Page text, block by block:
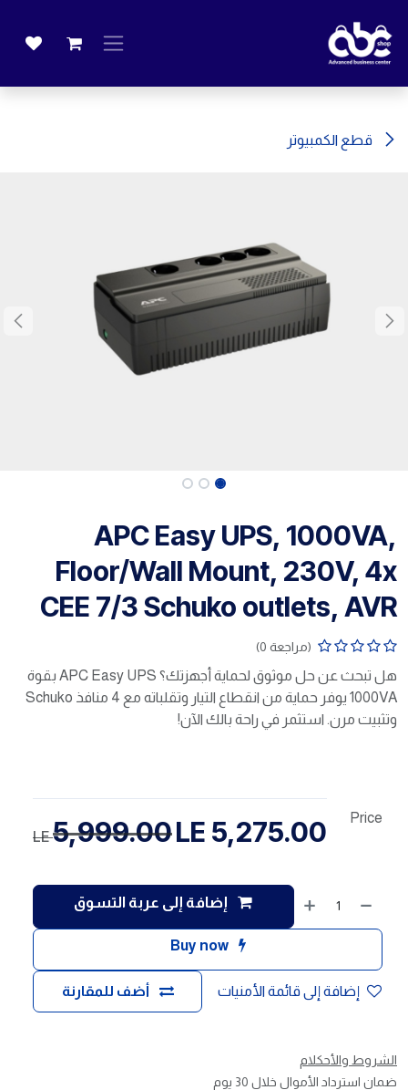
قطع الكمبيوتر
APC Easy UPS, 1000VA,
Floor/Wall Mount, 230V, 4x
CEE 7/3 Schuko outlets, AVR
(مراجعة 0)
هل تبحث عن حل موثوق لحماية أجهزتك؟ APC Easy UPS بقوة
1000VA يوفر حماية من انقطاع التيار وتقلباته مع 4 منافذ Schuko
وتثبيت مرن. استثمر في راحة بالك الآن!
إضافة إلى عربة التسوق
Buy now
أضف للمقارنة إضافة إلى قائمة الأمنيات
Price
5,275.00
5,999.00
LE
الشروط والأحكلام
ضمان استرداد الأموال خلال 30 يوم